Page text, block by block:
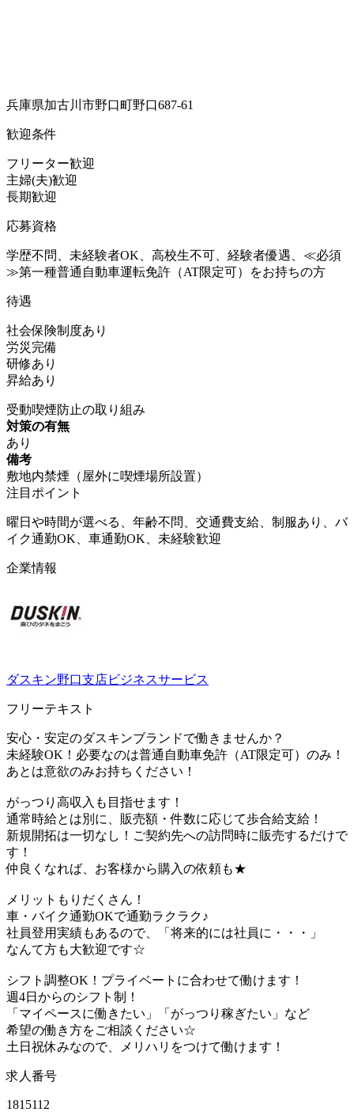
兵庫県加古川市野口町野口687-61
歓迎条件
フリーター歓迎
主婦(夫)歓迎
長期歓迎
応募資格
学歴不問、未経験者OK、高校生不可、経験者優遇、≪必須
≫第一種普通自動車運転免許（AT限定可）をお持ちの方
待遇
社会保険制度あり
労災完備
研修あり
昇給あり
受動喫煙防止の取り組み
対策の有無
あり
備考
敷地内禁煙（屋外に喫煙場所設置）
注目ポイント
曜日や時間が選べる、年齢不問、交通費支給、制服あり、バ
イク通勤OK、車通勤OK、未経験歓迎
企業情報
ダスキン野口支店ビジネスサービス
フリーテキスト
安心・安定のダスキンブランドで働きませんか？
未経験OK！必要なのは普通自動車免許（AT限定可）のみ！
あとは意欲のみお持ちください！
がっつり高収入も目指せます！
通常時給とは別に、販売額・件数に応じて歩合給支給！
新規開拓は一切なし！ご契約先への訪問時に販売するだけで
す！
仲良くなれば、お客様から購入の依頼も★
メリットもりだくさん！
車・バイク通勤OKで通勤ラクラク♪
社員登用実績もあるので、「将来的には社員に・・・」
なんて方も大歓迎です☆
シフト調整OK！プライベートに合わせて働けます！
週4日からのシフト制！
「マイペースに働きたい」「がっつり稼ぎたい」など
希望の働き方をご相談ください☆
土日祝休みなので、メリハリをつけて働けます！
求人番号
1815112